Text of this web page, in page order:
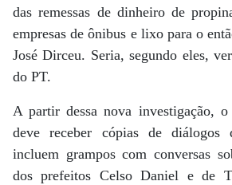
das remessas de dinheiro de
empresas de ônibus e lixo para o
José Dirceu. Seria, segundo eles,
do PT.
A partir dessa nova investigação,
deve receber cópias de diálogos
incluem grampos com conversas
dos prefeitos Celso Daniel e de